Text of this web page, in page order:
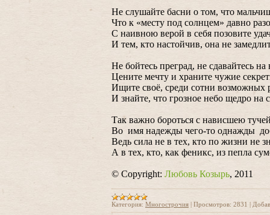
Не слушайте басни о том, что
Что к «месту под солнцем» давно
С наивною верой в себя позовите
И тем, кто настойчив, она не
Не бойтесь преград, не сдавайтесь
Цените мечту и храните чужие
Ищите своё, среди сотни возможных
И знайте, что грозное небо щедро на
Так важно бороться с нависшею
Во имя надежды чего-то однажды
Ведь сила не в тех, кто по жизни не
А в тех, кто, как феникс, из пепла
© Copyright: Любовь Козырь, 2011
Категория: Многострочия | Просмотров: 2831 |